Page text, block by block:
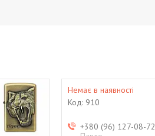
Немає в наявності
Код: 910
+380 (96) 127-08-72